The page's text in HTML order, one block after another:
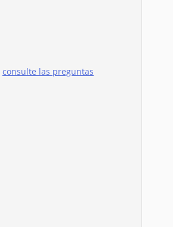
consulte las preguntas